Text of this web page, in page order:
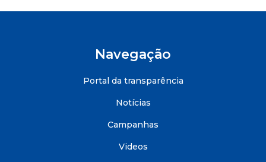
Navegação
Portal da transparência
Notícias
Campanhas
Videos